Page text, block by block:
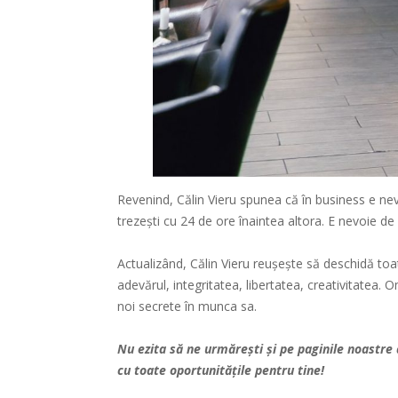
Revenind, Călin Vieru spunea că în business e
trezeşti cu 24 de ore înaintea altora. E nevoie
Actualizând, Călin Vieru reușește să deschidă
adevărul, integritatea, libertatea, creativitatea.
noi secrete în munca sa.
Nu ezita să ne urmărești și pe paginile
cu toate oportunitățile pentru tine!